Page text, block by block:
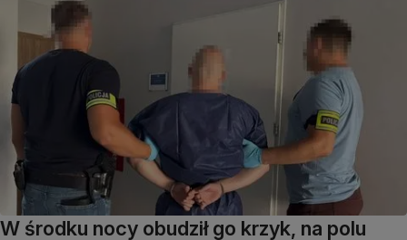
W środku nocy obudził go krzyk, na polu